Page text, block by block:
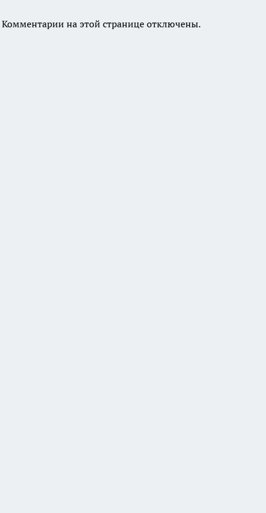
Комментарии на этой странице отключены.